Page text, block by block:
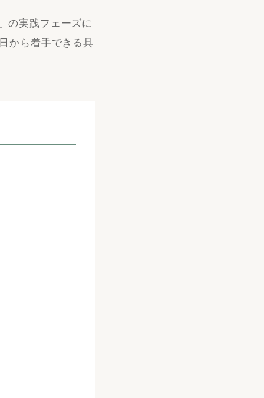
の実践フェーズに
から着手できる具